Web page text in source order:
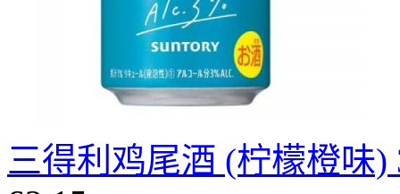
三得利鸡尾酒 (柠檬橙味)